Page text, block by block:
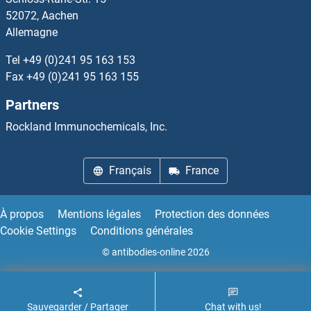
Integrin alpha 1 Kits ELISA
Integrin Alpha2b Kits ELISA
Integrin beta 1 Kits ELISA
Integrin beta 3 Kits ELISA
Integrin beta 5 Kits ELISA
Integrin beta 7 Kits ELISA
52072, Aachen
Allemagne
Tel +49 (0)241 95 163 153
Fax +49 (0)241 95 163 155
Partners
Rockland Immunochemicals, Inc.
Français France
À propos Mentions légales
Protection des données
Cookie Settings
Conditions générales
© antibodies-online 2026
Sauvegarder / Partager Chat with us!